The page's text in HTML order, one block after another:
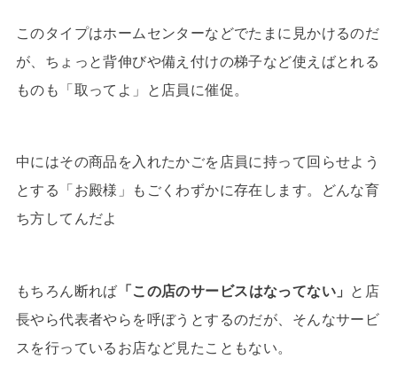
このタイプはホームセンターなどでたまに見かけるのだ
が、ちょっと背伸びや備え付けの梯子など使えばとれる
ものも「取ってよ」と店員に催促。
中にはその商品を入れたかごを店員に持って回らせよう
とする「お殿様」もごくわずかに存在します。どんな育
ち方してんだよ
もちろん断れば 「この店のサービスはなってない」
と店
長やら代表者やらを呼ぼうとするのだが、そんなサービ
スを行っているお店など見たこともない。